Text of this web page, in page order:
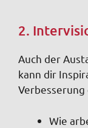
2.
Auch der
kann dir
Verbesserung
Wie